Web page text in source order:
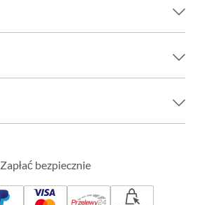
Zapłać bezpiecznie